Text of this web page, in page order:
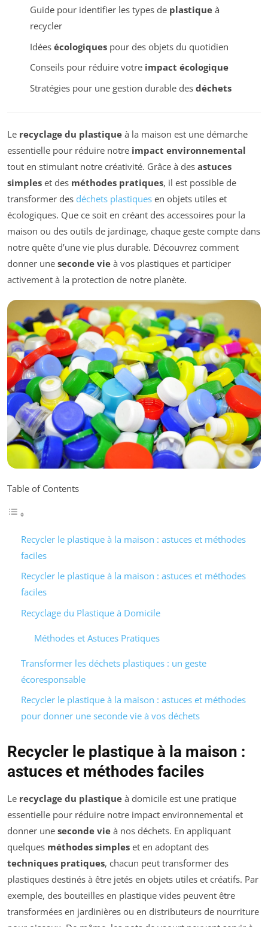
Guide pour identifier les types de plastiqueà
recycler
Idées écologiquespour des objets du quotidien
Conseils pour réduire votre impact écologique
Stratégies pour une gestion durable des déchets
Le recyclage du plastique à la maison est une démarche
essentielle pour réduire notre impact environnemental
tout en stimulant notre créativité. Grâce à des astuces
simples et des méthodes pratiques, il est possible de
transformer des déchets plastiques en objets utiles et
écologiques. Que ce soit en créant des accessoires pour la
maison ou des outils de jardinage, chaque geste compte dans
notre quête d’une vie plus durable. Découvrez comment
donner une seconde vie à vos plastiques et participer
activement à la protection de notre planète.
Table of Contents
Recycler le plastique à la maison : astuces et méthodes
faciles
Recycler le plastique à la maison : astuces et méthodes
faciles
Recyclage du Plastique à Domicile
Méthodes et Astuces Pratiques
Transformer les déchets plastiques : un geste
écoresponsable
Recycler le plastique à la maison : astuces et méthodes
pour donner une seconde vie à vos déchets
Recycler le plastique à la maison :
astuces et méthodes faciles
Le recyclage du plastique à domicile est une pratique
essentielle pour réduire notre impact environnemental et
donner une seconde vie à nos déchets. En appliquant
quelques méthodes simples et en adoptant des
techniques pratiques, chacun peut transformer des
plastiques destinés à être jetés en objets utiles et créatifs. Par
exemple, des bouteilles en plastique vides peuvent être
transformées en jardinières ou en distributeurs de nourriture